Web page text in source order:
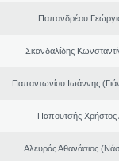
Παπανδρέου
Σκανδαλίδης
Παπαντωνίου Ιωάννης
Παπουτσής Χρήστος
Αλευράς Αθανάσιος